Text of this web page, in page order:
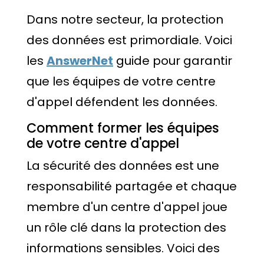
Dans notre secteur, la protection
des données est primordiale. Voici
les AnswerNet guide pour garantir
que les équipes de votre centre
d'appel défendent les données.
Comment former les équipes
de votre centre d'appel
La sécurité des données est une
responsabilité partagée et chaque
membre d'un centre d'appel joue
un rôle clé dans la protection des
informations sensibles. Voici des